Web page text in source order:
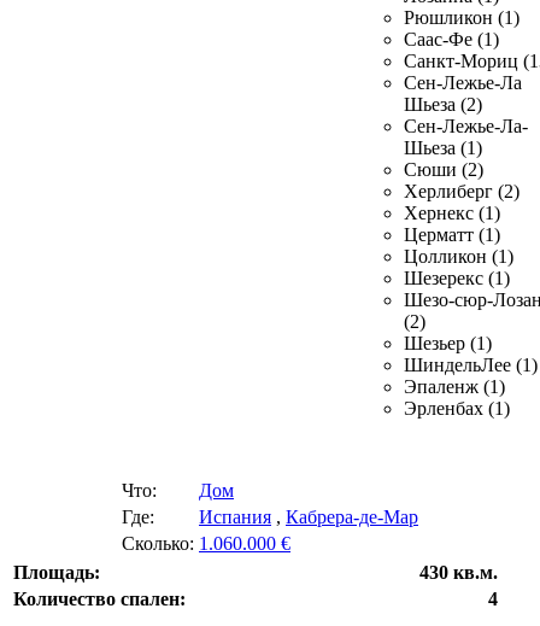
Рюшликон (1)
Саас-Фе (1)
Санкт-Мориц
Сен-Лежье-Ла
Шьеза (2)
Сен-Лежье-Ла-
Шьеза (1)
Сюши (2)
Херлиберг (2)
Хернекс (1)
Церматт (1)
Цолликон (1)
Шезерекс (1)
Шезо-сюр-
(2)
Шезьер (1)
ШиндельЛее (1)
Эпаленж (1)
Эрленбах (1)
Что:
Дом
Где:
Испания , Кабрера-де-Мар
Сколько: 1.060.000 €
Площадь:
430 кв.м.
Количество спален:
4